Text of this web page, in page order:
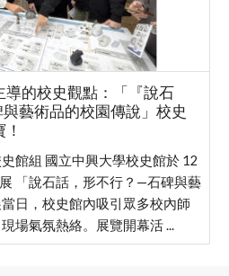
導的校史觀點：「『說石
藝術品的校園傳說」校史
館組 國立中興大學校史館於 12
「說石話，形不行？—石碑與藝
日，校史館內吸引眾多校內師
場氣氛熱絡。展覽開幕活 ...